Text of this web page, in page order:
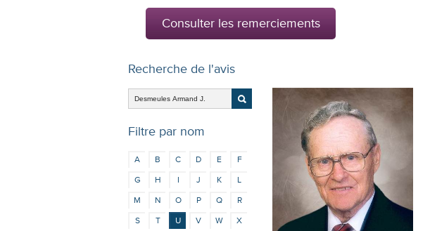
Consulter les remerciements
Recherche de l'avis
Filtre par nom
A B C D E
F
G
H I J K
L
M
N O P Q
R
S
T U V W
X